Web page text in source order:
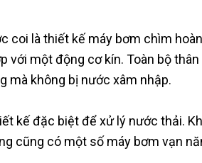
coi là thiết kế máy bơm chìm
với một động cơ kín. Toàn bộ
mà không bị nước xâm nhập.
kế đặc biệt để xử lý nước thải.
cũng có một số máy bơm vạn